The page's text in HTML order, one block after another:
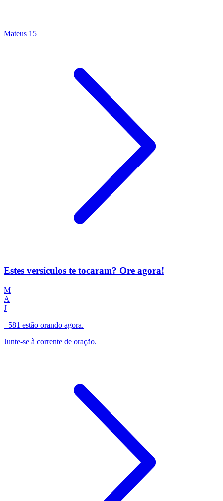
Mateus 15
Estes versículos te tocaram? Ore agora!
M
A
J
+581 estão orando agora.
Junte-se à corrente de oração.